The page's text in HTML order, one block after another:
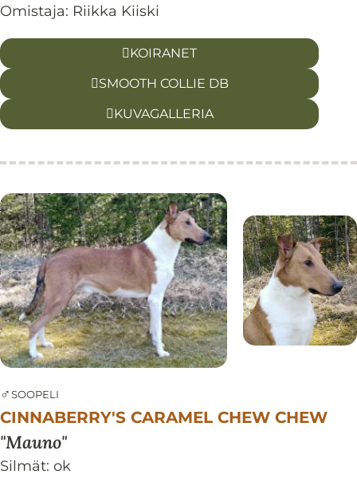
Omistaja: Riikka Kiiski
KOIRANET
SMOOTH COLLIE DB
KUVAGALLERIA
♂SOOPELI
CINNABERRY'S CARAMEL CHEW CHEW
Mauno
Silmät: ok